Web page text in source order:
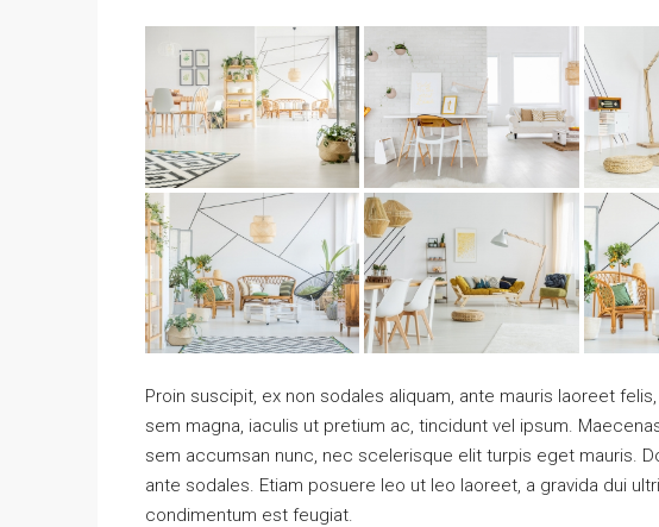
Proin suscipit, ex non sodales aliquam, ante mauris laoreet
sem magna, iaculis ut pretium ac, tincidunt vel ipsum.
sem accumsan nunc, nec scelerisque elit turpis eget mauris.
ante sodales. Etiam posuere leo ut leo laoreet, a gravida dui
condimentum est feugiat.